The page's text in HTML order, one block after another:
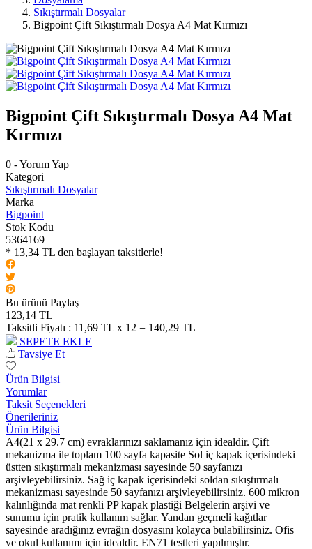
Sıkıştırmalı Dosyalar
Bigpoint Çift Sıkıştırmalı Dosya A4 Mat Kırmızı
Bigpoint Çift Sıkıştırmalı Dosya A4 Mat
Kırmızı
0 - Yorum Yap
Kategori
Sıkıştırmalı Dosyalar
Marka
Bigpoint
Stok Kodu
5364169
* 13,34 TL den başlayan taksitlerle!
Bu ürünü Paylaş
123,14 TL
Taksitli Fiyatı : 11,69 TL x 12 = 140,29 TL
SEPETE EKLE
Tavsiye Et
Ürün Bilgisi
Yorumlar
Taksit Seçenekleri
Önerileriniz
Ürün Bilgisi
A4(21 x 29.7 cm) evraklarınızı saklamanız için idealdir. Çift
mekanizma ile toplam 100 sayfa kapasite Sol iç kapak içerisindeki
üstten sıkıştırmalı mekanizması sayesinde 50 sayfanızı
arşivleyebilirsiniz. Sağ iç kapak içerisindeki soldan sıkıştırmalı
mekanizması sayesinde 50 sayfanızı arşivleyebilirsiniz. 600 mikron
kalınlığında mat renkli PP kapak plastiği Belgelerin arşivi ve
sunumu için pratik kullanım sağlar. Yandan geçmeli kağıtlar
sayesinde aradığınız evrağın dosyasını kolayca bulabilirsiniz. Ofis
ve okul kullanımı için idealdir. EN71 testleri yapılmıştır.